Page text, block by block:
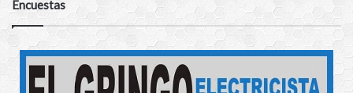
Encuestas